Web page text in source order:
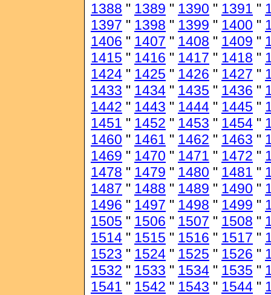
1388 " 1389 " 1390 " 1391 "
1397 " 1398 " 1399 " 1400 "
1406 " 1407 " 1408 " 1409 "
1415 " 1416 " 1417 " 1418 "
1424 " 1425 " 1426 " 1427 "
1433 " 1434 " 1435 " 1436 "
1442 " 1443 " 1444 " 1445 "
1451 " 1452 " 1453 " 1454 "
1460 " 1461 " 1462 " 1463 "
1469 " 1470 " 1471 " 1472 "
1478 " 1479 " 1480 " 1481 "
1487 " 1488 " 1489 " 1490 "
1496 " 1497 " 1498 " 1499 "
1505 " 1506 " 1507 " 1508 "
1514 " 1515 " 1516 " 1517 "
1523 " 1524 " 1525 " 1526 "
1532 " 1533 " 1534 " 1535 "
1541 " 1542 " 1543 " 1544 "